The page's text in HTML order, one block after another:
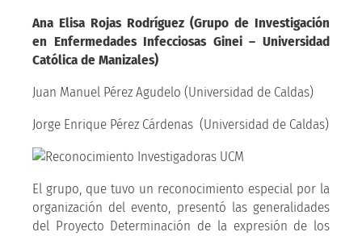
Ana Elisa Rojas Rodríguez (Grupo de Investigación
en Enfermedades Infecciosas Ginei – Universidad
Católica de Manizales)
Juan Manuel Pérez Agudelo (Universidad de Caldas)
Jorge Enrique Pérez Cárdenas (Universidad de Caldas)
El grupo, que tuvo un reconocimiento especial por la
organización del evento, presentó las generalidades
del Proyecto Determinación de la expresión de los